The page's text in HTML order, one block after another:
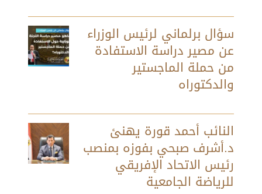
سؤال برلماني لرئيس الوزراء
عن مصير دراسة الاستفادة
من حملة الماجستير
والدكتوراه
النائب أحمد قورة يهنئ
د.أشرف صبحي بفوزه بمنصب
رئيس الاتحاد الإفريقي
للرياضة الجامعية